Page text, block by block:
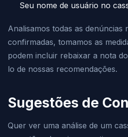
Seu nome de usuário no
Analisamos todas as denúncias
confirmadas, tomamos as
podem incluir rebaixar a nota
lo de nossas recomendações.
Sugestões de
Quer ver uma análise de um